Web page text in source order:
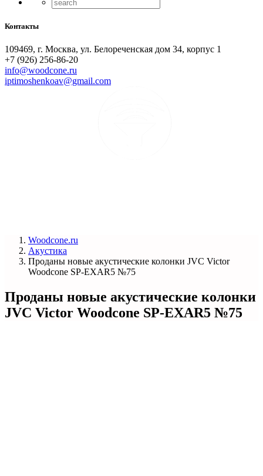
Контакты
109469, г. Москва, ул. Белореченская дом 34, корпус 1
+7 (926) 256-86-20
info@woodcone.ru
iptimoshenkoav@gmail.com
Woodcone.ru
Акустика
Проданы новые акустические колонки JVC Victor
Woodcone SP-EXAR5 №75
Проданы новые акустические колонки
JVC Victor Woodcone SP-EXAR5 №75